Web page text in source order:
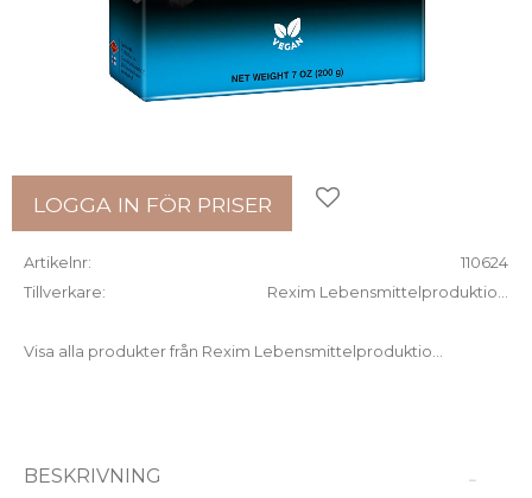
LOGGA IN FÖR PRISER
Artikelnr
110624
Tillverkare
Rexim Lebensmittelproduktio...
Visa alla produkter från Rexim Lebensmittelproduktio...
BESKRIVNING